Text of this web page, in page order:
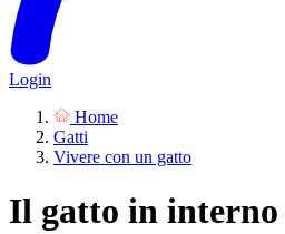
Login
Home
Gatti
Vivere con un gatto
Il gatto in interno